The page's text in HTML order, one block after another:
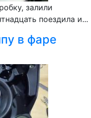
залили
поездила и...
в фаре